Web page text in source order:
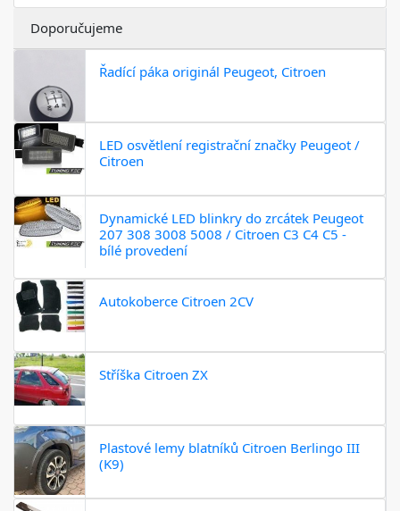
Doporučujeme
Řadící páka originál Peugeot, Citroen
LED osvětlení registrační značky Peugeot /
Citroen
Dynamické LED blinkry do zrcátek Peugeot
207 308 3008 5008 / Citroen C3 C4 C5 -
bílé provedení
Autokoberce Citroen 2CV
Stříška Citroen ZX
Plastové lemy blatníků Citroen Berlingo III
(K9)